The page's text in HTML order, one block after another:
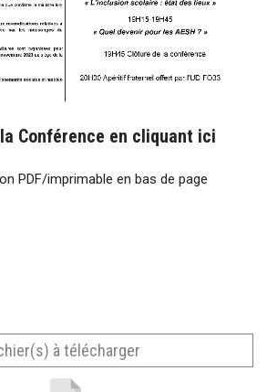
Conférence en cliquant ici
PDF/imprimable en bas de page
à télécharger